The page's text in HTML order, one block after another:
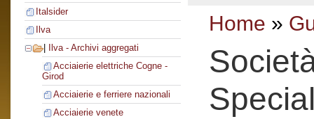
Italsider
Ilva
Ilva - Archivi aggregati
Acciaierie elettriche Cogne -
Girod
Acciaierie e ferriere nazionali
Acciaierie venete
Home »